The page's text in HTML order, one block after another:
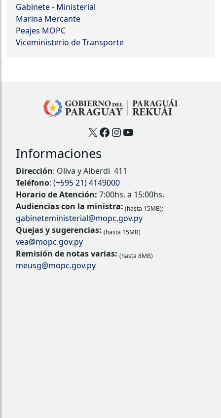
Gabinete - Ministerial
Marina Mercante
Peajes MOPC
Viceministerio de Transporte
X Facebook
Instagram
YouTube
Informaciones
Dirección: Oliva y Alberdi 411
Teléfono: (+595 21) 4149000
Horario de Atención: 7:00hs. a 15:00hs.
Audiencias con la ministra: (hasta 15MB):
gabineteministerial@mopc.gov.py
Quejas y sugerencias: (hasta 15MB)
vea@mopc.gov.py
Remisión de notas varias: (hasta 8MB)
meusg@mopc.gov.py